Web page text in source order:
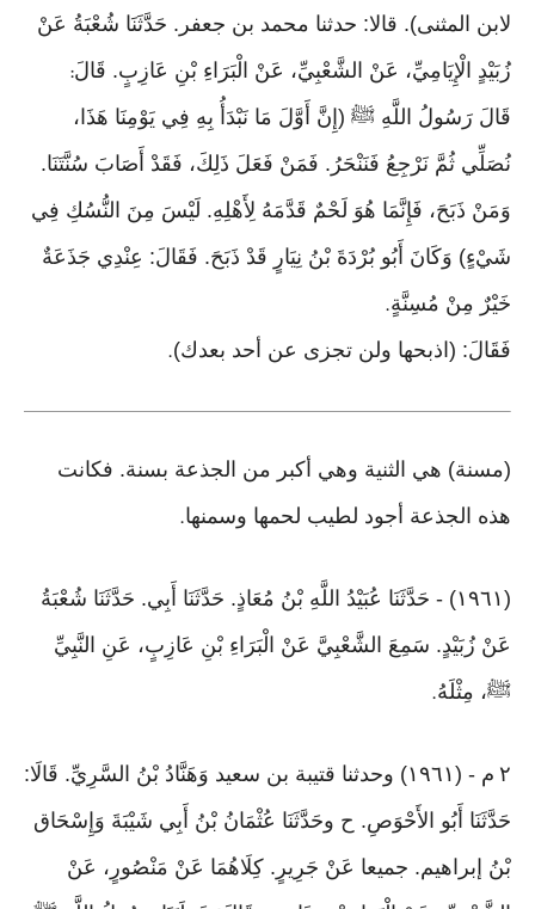
لابن المثنى). قالا: حدثنا محمد بن جعفر. حَدَّثَنَا شُعْبَةُ عَنْ
زُبَيْدٍ الْإِيَامِيِّ، عَنْ الشَّعْبِيِّ، عَنْ الْبَرَاءِ بْنِ عَازِبٍ. قَالَ:
قَالَ رَسُولُ اللَّهِ ﷺ (إِنَّ أَوَّلَ مَا نَبْدَأُ بِهِ فِي يَوْمِنَا هَذَا،
نُصَلِّي ثُمَّ نَرْجِعُ فَنَنْحَرُ. فَمَنْ فَعَلَ ذَلِكَ، فَقَدْ أَصَابَ سُنَّتَنَا.
وَمَنْ ذَبَحَ، فَإِنَّمَا هُوَ لَحْمٌ قَدَّمَهُ لِأَهْلِهِ. لَيْسَ مِنَ النُّسُكِ فِي
شَيْءٍ) وَكَانَ أَبُو بُرْدَةَ بْنُ نِيَارٍ قَدْ ذَبَحَ. فَقَالَ: عِنْدِي جَذَعَةٌ
خَيْرٌ مِنْ مُسِنَّةٍ.
فَقَالَ: (اذبحها ولن تجزى عن أحد بعدك).
(مسنة) هي الثنية وهي أكبر من الجذعة بسنة. فكانت
هذه الجذعة أجود لطيب لحمها وسمنها.
(١٩٦١) - حَدَّثَنَا عُبَيْدُ اللَّهِ بْنُ مُعَاذٍ. حَدَّثَنَا أَبِي. حَدَّثَنَا شُعْبَةُ
عَنْ زُبَيْدٍ. سَمِعَ الشَّعْبِيَّ عَنْ الْبَرَاءِ بْنِ عَازِبٍ، عَنِ النَّبِيِّ
ﷺ، مِثْلَهُ.
٢
م - (١٩٦١) وحدثنا قتيبة بن سعيد وَهَنَّادُ بْنُ السَّرِيِّ. قَالَا:
حَدَّثَنَا أَبُو الأَحْوَصِ. ح وحَدَّثَنَا عُثْمَانُ بْنُ أَبِي شَيْبَةَ وَإِسْحَاق
بْنُ إبراهيم. جميعا عَنْ جَرِيرٍ. كِلَاهُمَا عَنْ مَنْصُورٍ، عَنْ